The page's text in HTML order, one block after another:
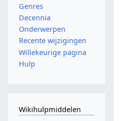
Genres
Decennia
Onderwerpen
Recente wijzigingen
Willekeurige pagina
Hulp
Wikihulpmiddelen